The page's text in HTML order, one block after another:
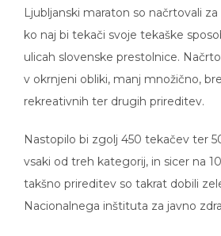
Ljubljanski maraton so načrtovali
ko naj bi tekači svoje tekaške
ulicah slovenske prestolnice.
v okrnjeni obliki, manj množično,
rekreativnih ter drugih prireditev.
Nastopilo bi zgolj 450 tekačev ter
vsaki od treh kategorij, in sicer na
takšno prireditev so takrat dobili
Nacionalnega inštituta za javno